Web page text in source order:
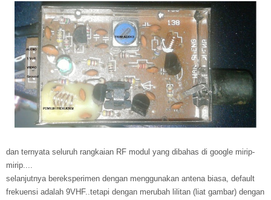
dan ternyata seluruh rangkaian RF modul yang dibahas di google mirip-
mirip....
selanjutnya bereksperimen dengan menggunakan antena biasa, default
frekuensi adalah 9VHF..tetapi dengan merubah lilitan (liat gambar) dengan